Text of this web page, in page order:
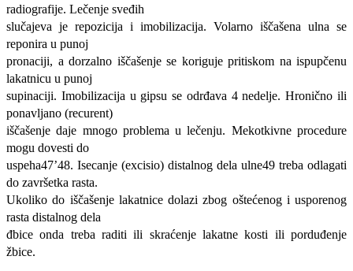
radiografije. Lečenje sveđih
slučajeva je repozicija i imobilizacija. Volarno iščašena ulna se
reponira u punoj
pronaciji, a dorzalno iščašenje se koriguje pritiskom na ispupčenu
lakatnicu u punoj
supinaciji. Imobilizacija u gipsu se odrđava 4 nedelje. Hronično ili
ponavljano (recurent)
iščašenje daje mnogo problema u lečenju. Mekotkivne procedure
mogu dovesti do
uspeha47’48. Isecanje (excisio) distalnog dela ulne49 treba odlagati
do završetka rasta.
Ukoliko do iščašenje lakatnice dolazi zbog oštećenog i usporenog
rasta distalnog dela
đbice onda treba raditi ili skraćenje lakatne kosti ili porduđenje
žbice.